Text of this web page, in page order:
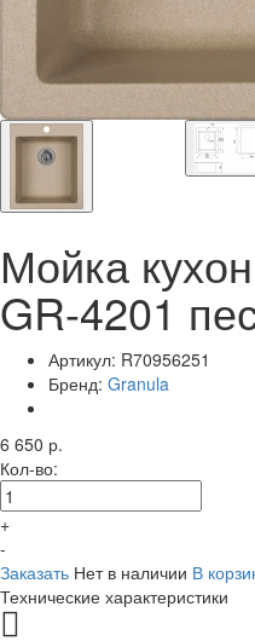
Мойка
GR-4201
Артикул: R70956251
Бренд: Granula
6 650 р.
Кол-во:
+
-
Заказать Нет в наличии В
Технические характеристики